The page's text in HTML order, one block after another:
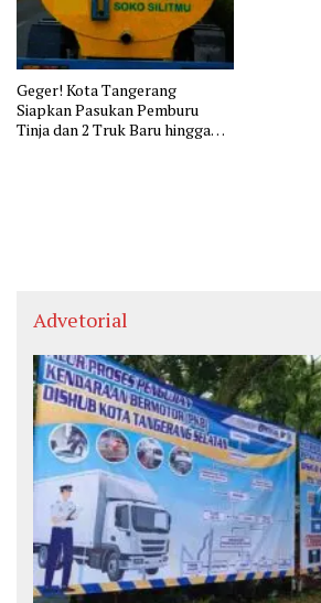
Geger! Kota Tangerang
Siapkan Pasukan Pemburu
Tinja dan 2 Truk Baru hingga
Advetorial